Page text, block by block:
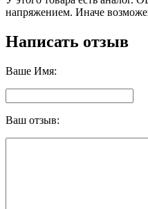
напряжением. Иначе
Написать отзыв
Ваше Имя:
Ваш отзыв: